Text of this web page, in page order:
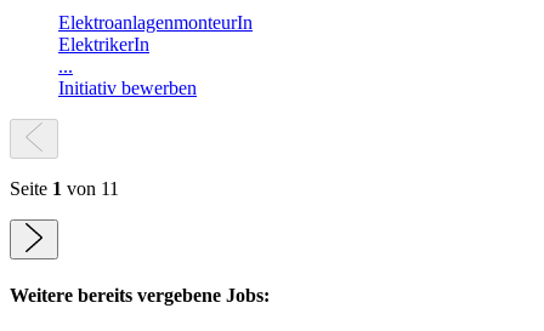
ElektroanlagenmonteurIn
ElektrikerIn
...
Initiativ bewerben
Seite 1 von 11
Weitere bereits vergebene Jobs: